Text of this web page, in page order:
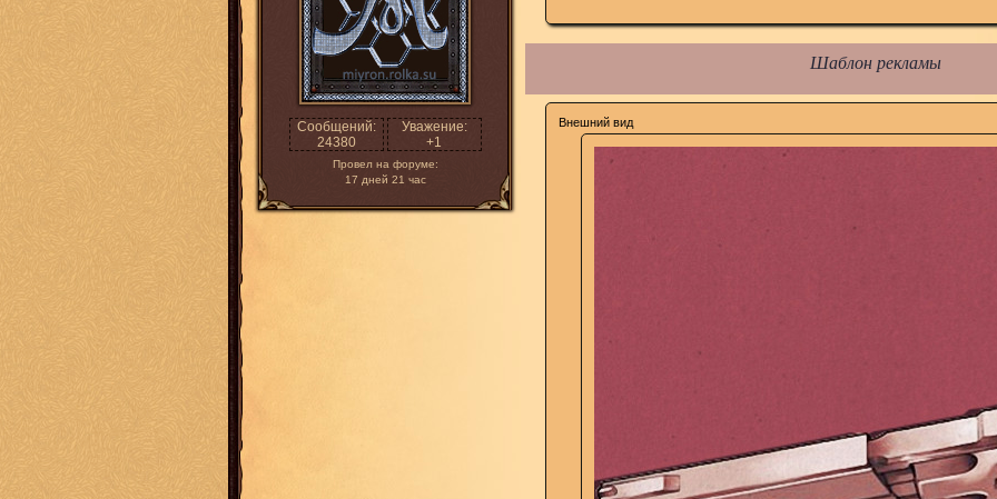
Сообщений:
24380
Уважение:
+1
Провел на форуме:
17 дней 21 час
Шаблон рекламы
Внешний вид